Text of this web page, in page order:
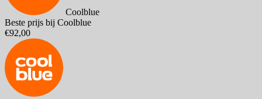
Coolblue
Beste prijs bij Coolblue
€92,00